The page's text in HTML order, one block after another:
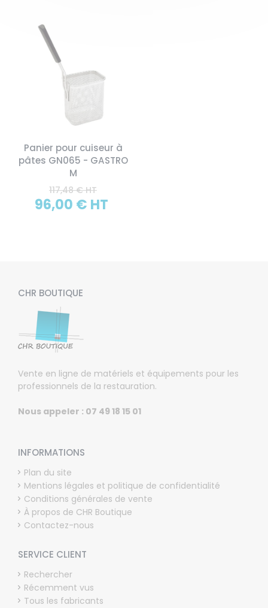
Panier pour cuiseur à
pâtes GN065 - GASTRO
M
117,48 € HT
96,00 € HT
CHR BOUTIQUE
Vente en ligne de matériels et équipements pour les
professionnels de la restauration.
Nous appeler : 07 49 18 15 01
INFORMATIONS
Plan du site
Mentions légales et politique de confidentialité
Conditions générales de vente
À propos de CHR Boutique
Contactez-nous
SERVICE CLIENT
Rechercher
Récemment vus
Tous les fabricants